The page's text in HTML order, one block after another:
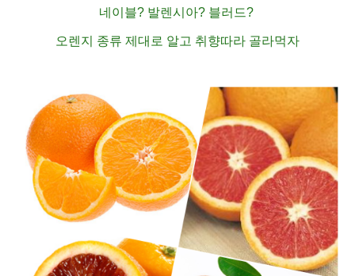
네이블? 발렌시아? 블러드?
오렌지 종류 제대로 알고 취향따라 골라먹자